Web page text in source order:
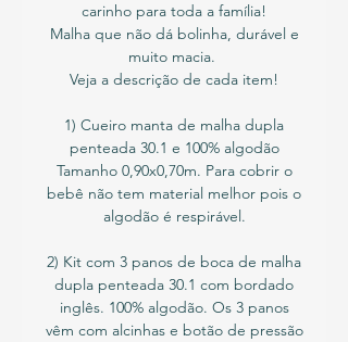
carinho para toda a família!
Malha que não dá bolinha, durável e
muito macia.
Veja a descrição de cada item!
1) Cueiro manta de malha dupla
penteada 30.1 e 100% algodão
Tamanho 0,90x0,70m. Para cobrir o
bebê não tem material melhor pois o
algodão é respirável.
2) Kit com 3 panos de boca de malha
dupla penteada 30.1 com bordado
inglês. 100% algodão. Os 3 panos
vêm com alcinhas e botão de pressão